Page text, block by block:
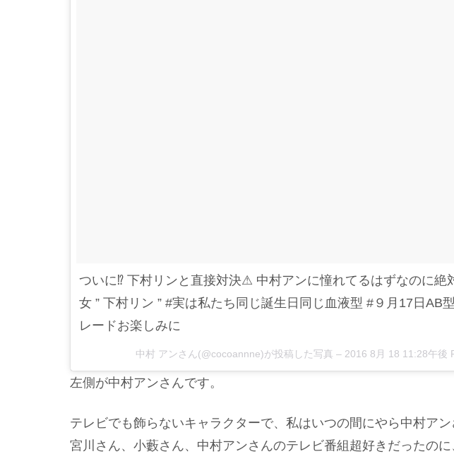
ついに⁉ 下村リンと直接対決⚠ 中村アンに憧れてるはずなのに絶
女 ” 下村リン ” #実は私たち同じ誕生日同じ血液型 #９月17日AB
レードお楽しみに
中村 アンさん(@cocoannne)が投稿した写真 – 2016 8月 18 11:28午後
左側が中村アンさんです。
テレビでも飾らないキャラクターで、私はいつの間にやら中村アン
宮川さん、小藪さん、中村アンさんのテレビ番組超好きだったの